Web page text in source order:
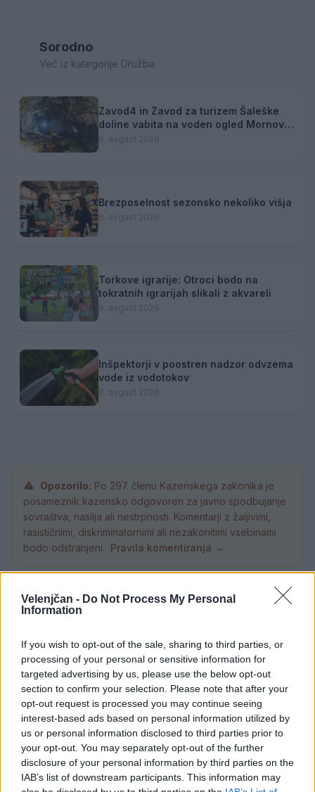
Velenjčan - Do Not Process My Personal
Information
If you wish to opt-out of the sale, sharing to third parties, or
processing of your personal or sensitive information for
targeted advertising by us, please use the below opt-out
section to confirm your selection. Please note that after your
opt-out request is processed you may continue seeing
interest-based ads based on personal information utilized by
us or personal information disclosed to third parties prior to
your opt-out. You may separately opt-out of the further
disclosure of your personal information by third parties on the
IAB’s list of downstream participants. This information may
Sorodno
Več iz kategorije Družba
Zavod4 in Zavod za turizem Šaleške
doline vabita na voden ogled Mornove
zijalke
8. avgust 2026
Brezposelnost sezonsko nekoliko višja
8. avgust 2026
Torkove igrarije: Otroci bodo na
tokratnih igrarijah slikali z akvareli
8. avgust 2026
Inšpektorji v poostren nadzor odvzema
vode iz vodotokov
8. avgust 2026
Opozorilo: Po 297. členu Kazenskega zakonika je
posameznik kazensko odgovoren za javno spodbujanje
sovraštva, nasilja ali nestrpnosti. Komentarji z žaljivimi,
rasističnimi, diskriminatornimi ali nezakonitimi vsebinami
bodo odstranjeni. Pravila komentiranja →
Failed to fetch
8
Poletni bolšji sejem
08:00
AVG
8
Spider-Man: Nov dan
18:00
8
Fuj, gosenica!
10:00
AVG
8
Backrooms: Brez izhoda
21:00